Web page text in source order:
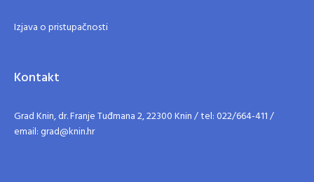
Izjava o pristupačnosti
Kontakt
Grad Knin, dr. Franje Tuđmana 2, 22300 Knin / tel: 022/664-411 /
email: grad@knin.hr